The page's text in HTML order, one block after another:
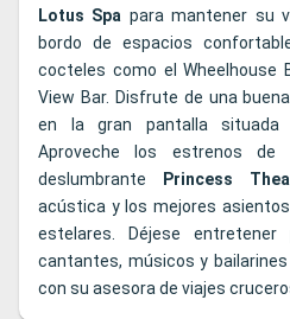
Lotus Spa para mantener su
bordo de espacios
cocteles como el Wheelhouse
View Bar. Disfrute de una
en la gran pantalla
Aproveche los estrenos de
deslumbrante
Princess
acústica y los mejores
estelares. Déjese
cantantes, músicos y
con su asesora de viajes